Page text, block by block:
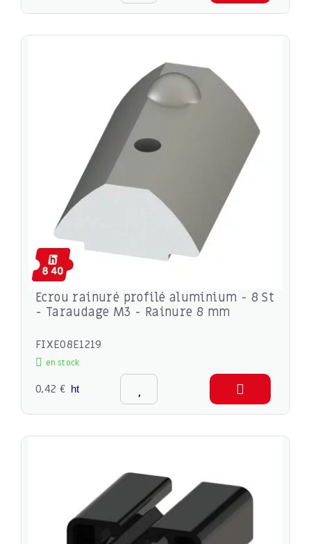
Ecrou rainuré profilé aluminium - 8 St
- Taraudage M3 - Rainure 8 mm
FIXE08E1219
en stock
0,42 € ht